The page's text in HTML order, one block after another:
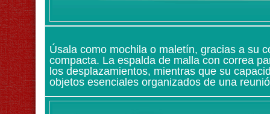
Úsala como mochila o maletín, gracias a su
compacta. La espalda de malla con correa
los desplazamientos, mientras que su
objetos esenciales organizados de una